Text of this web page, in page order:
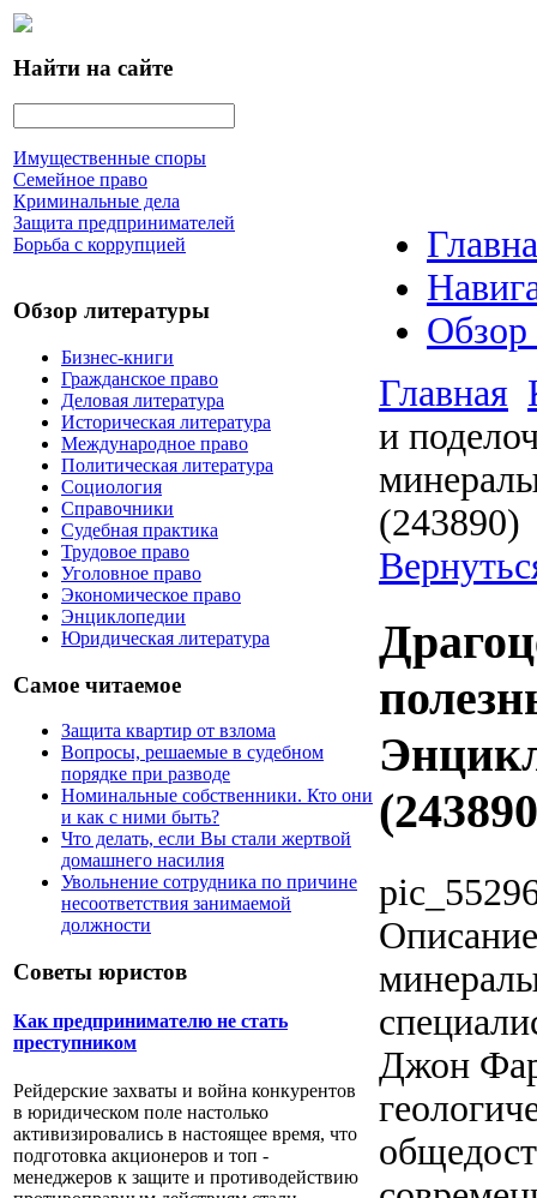
Найти на сайте
Имущественные споры
Семейное право
Криминальные дела
Защита предпринимателей
Борьба с коррупцией
Обзор литературы
Бизнес-книги
Гражданское право
Деловая литература
Историческая литература
Международное право
Политическая литература
Социология
Справочники
Судебная практика
Трудовое право
Уголовное право
Экономическое право
Энциклопедии
Юридическая литература
Самое читаемое
Защита квартир от взлома
Вопросы, решаемые в судебном
порядке при разводе
Номинальные собственники. Кто они
и как с ними быть?
Что делать, если Вы стали жертвой
домашнего насилия
Увольнение сотрудника по причине
несоответствия занимаемой
должности
Советы юристов
Как предпринимателю не стать
преступником
Рейдерские захваты и война конкурентов
в юридическом поле настолько
активизировались в настоящее время, что
подготовка акционеров и топ -
менеджеров к защите и противодействию
Обзор
Главная
и
(243890)
Описание
Джон